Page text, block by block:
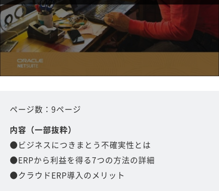
ページ数：9ページ
内容（一部抜粋）
●ビジネスにつきまとう不確実性とは
●ERPから利益を得る7つの方法の詳細
●クラウドERP導入のメリット